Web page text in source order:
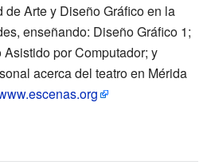
de Arte y Diseño Gráfico en la
enseñando: Diseño Gráfico 1;
por Computador; y
acerca del teatro en Mérida